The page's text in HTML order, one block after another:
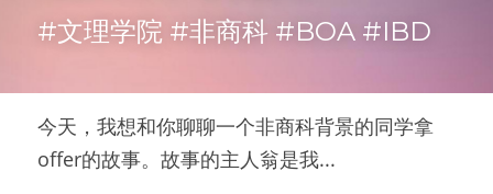
#文理学院 #非商科 #BOA #IBD
今天，我想和你聊聊一个非商科背景的同学拿
offer的故事。故事的主人翁是我...